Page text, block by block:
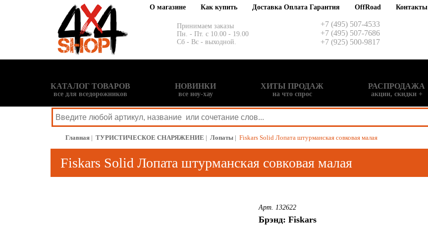
О магазине Как купить Доставка Оплата Гарантия OffRoad Контакты
Принимаем заказы
Пн. - Пт. с 10.00 - 19.00
Сб - Вс - выходной.
+7 (495) 507-4533
+7 (495) 507-7686
+7 (925) 500-9817
КАТАЛОГ ТОВАРОВ
все для вседорожников
НОВИНКИ
все ноу-хау
ХИТЫ ПРОДАЖ
на что спрос
РАСПРОДАЖА
акции, скидки +
Главная | ТУРИСТИЧЕСКОЕ СНАРЯЖЕНИЕ | Лопаты | Fiskars Solid Лопата штурманская совковая малая
Fiskars Solid Лопата штурманская совковая малая
Арт. 132622
Брэнд: Fiskars